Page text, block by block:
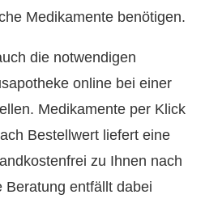
Medikamente benötigen.
die notwendigen
online bei einer
Medikamente per Klick
Bestellwert liefert eine
zu Ihnen nach
Beratung entfällt dabei